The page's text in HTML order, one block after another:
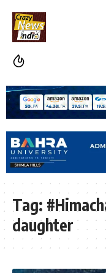
Tag:
daughter